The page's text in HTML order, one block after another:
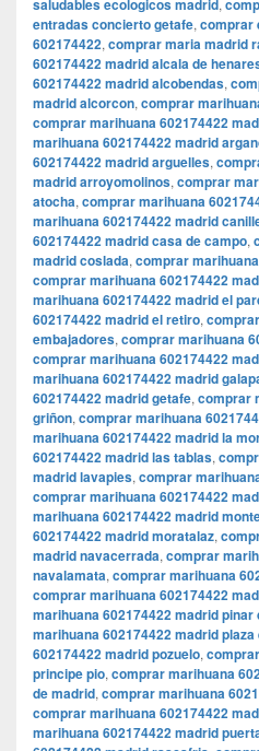
saludables ecologicos madrid,
entradas concierto getafe, comprar
602174422, comprar maria madrid
602174422 madrid alcala de
602174422 madrid alcobendas,
madrid alcorcon, comprar
comprar marihuana 602174422
marihuana 602174422 madrid
602174422 madrid arguelles,
madrid arroyomolinos, comprar
atocha, comprar marihuana
marihuana 602174422 madrid
602174422 madrid casa de campo,
madrid coslada, comprar
comprar marihuana 602174422
marihuana 602174422 madrid el
602174422 madrid el retiro,
embajadores, comprar marihuana
comprar marihuana 602174422
marihuana 602174422 madrid
602174422 madrid getafe, comprar
griñon, comprar marihuana
marihuana 602174422 madrid la
602174422 madrid las tablas,
madrid lavapies, comprar
comprar marihuana 602174422
marihuana 602174422 madrid
602174422 madrid moratalaz,
madrid navacerrada, comprar
navalamata, comprar marihuana
comprar marihuana 602174422
marihuana 602174422 madrid
marihuana 602174422 madrid
602174422 madrid pozuelo,
principe pio, comprar marihuana
de madrid, comprar marihuana
comprar marihuana 602174422
marihuana 602174422 madrid